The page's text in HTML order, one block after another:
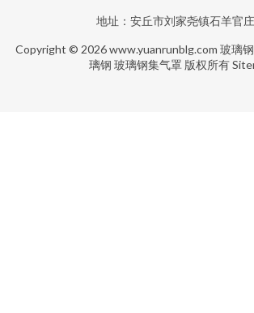
地址：安丘市刘家尧镇石羊官
Copyright © 2026www.yuanrunblg.com 玻璃
璃钢 玻璃钢集气罩 版权所有